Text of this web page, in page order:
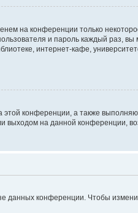
на конференции только
и пароль каждый раз,
интернет-кафе,
конференции, а также
выходом на данной конференции,
данных конференции. Чтобы